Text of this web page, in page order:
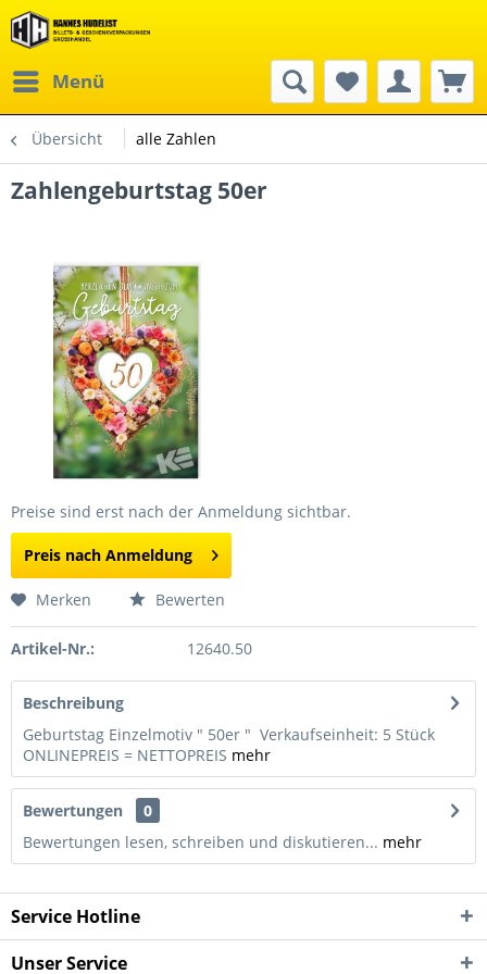
Menü
Übersicht alle Zahlen
Zahlengeburtstag 50er
Preise sind erst nach der Anmeldung sichtbar.
Preis nach Anmeldung
Merken Bewerten
Artikel-Nr.: 12640.50
Beschreibung
Geburtstag Einzelmotiv " 50er " Verkaufseinheit: 5 Stück
ONLINEPREIS = NETTOPREIS mehr
Bewertungen
0
Bewertungen lesen, schreiben und diskutieren... mehr
Service Hotline
Unser Service